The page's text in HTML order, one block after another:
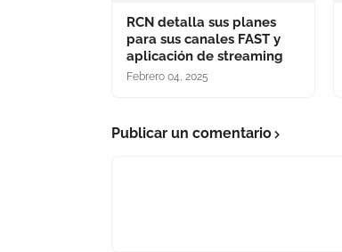
RCN detalla sus planes
para sus canales FAST y
aplicación de streaming
Febrero 04, 2025
Publicar un comentario